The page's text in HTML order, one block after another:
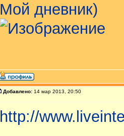
Мой дневник)
Добавлено: 14 мар 2013, 20:50
http://